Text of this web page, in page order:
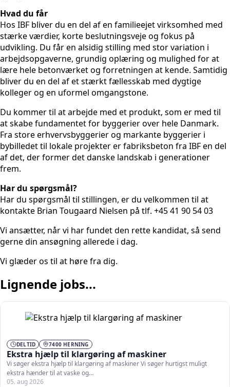
Hvad du får
Hos IBF bliver du en del af en familieejet virksomhed med
stærke værdier, korte beslutningsveje og fokus på
udvikling. Du får en alsidig stilling med stor variation i
arbejdsopgaverne, grundig oplæring og mulighed for at
lære hele betonværket og forretningen at kende. Samtidig
bliver du en del af et stærkt fællesskab med dygtige
kolleger og en uformel omgangstone.
Du kommer til at arbejde med et produkt, som er med til
at skabe fundamentet for byggerier over hele Danmark.
Fra store erhvervsbyggerier og markante byggerier i
bybilledet til lokale projekter er fabriksbeton fra IBF en del
af det, der former det danske landskab i generationer
frem.
Har du spørgsmål?
Har du spørgsmål til stillingen, er du velkommen til at
kontakte Brian Tougaard Nielsen på tlf. +45 41 90 54 03
Vi ansætter, når vi har fundet den rette kandidat, så send
gerne din ansøgning allerede i dag.
Vi glæder os til at høre fra dig.
Lignende jobs...
DELTID 7400 HERNING
Ekstra hjælp til klargøring af maskiner
Vi søger ekstra hjælp til klargøring af maskiner Vi søger hurtigst muligt
ekstra hænder til at vaske og…
05. aug 2026